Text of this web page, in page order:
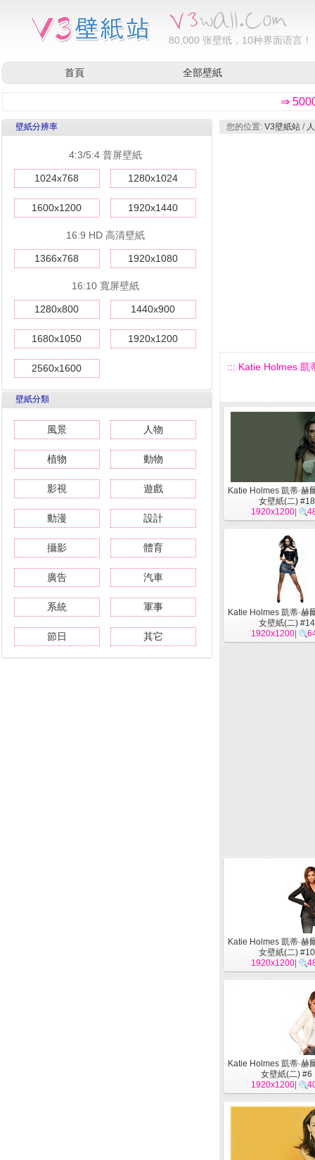
80,000 张壁纸，10种界面语言！
首頁 全部壁紙
⇒
壁紙分辨率
4:3/5:4 普屏壁紙
1024x768 1280x1024
1600x1200 1920x1440
16:9 HD 高清壁紙
1366x768 1920x1080
16:10 寬屏壁紙
1280x800 1440x900
1680x1050 1920x1200
2560x1600
壁紙分類
風景 人物
植物 動物
影視 遊戲
動漫 設計
攝影 體育
廣告 汽車
系統 軍事
節日 其它
您的位置: V3壁紙站 /
::: Katie Holmes 凱
Katie Holmes 凱蒂·赫
女壁紙(二) #18
1920x1200
Katie Holmes 凱蒂·赫
女壁紙(二) #14
1920x1200
Katie Holmes 凱蒂·赫
女壁紙(二) #10
1920x1200
Katie Holmes 凱蒂·赫
女壁紙(二) #6
1920x1200